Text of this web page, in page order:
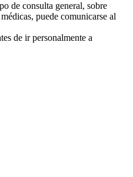
de consulta general, sobre
puede comunicarse al
de ir personalmente a